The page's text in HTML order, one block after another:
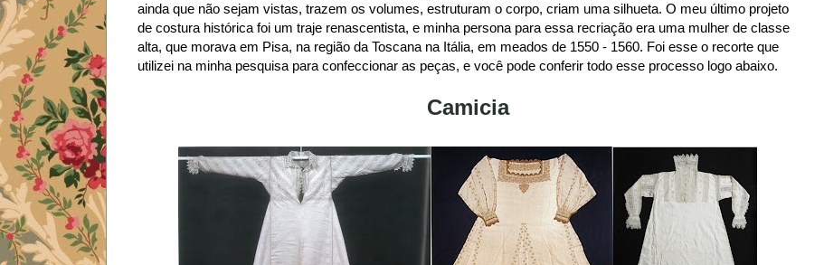
ainda que não sejam vistas, trazem os volumes, estruturam o corpo, criam uma silhueta. O meu último projeto
de costura histórica foi um traje renascentista, e minha persona para essa recriação era uma mulher de classe
alta, que morava em Pisa, na região da Toscana na Itália, em meados de 1550 - 1560. Foi esse o recorte que
utilizei na minha pesquisa para confeccionar as peças, e você pode conferir todo esse processo logo abaixo.
Camicia